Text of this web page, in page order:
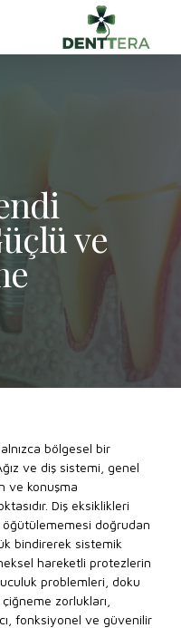
ve
bölgesel bir
ve diş sistemi, genel
ve konuşma
Diş eksiklikleri
öğütülememesi doğrudan
bindirerek sistemik
hareketli protezlerin
problemleri, doku
zorlukları,
fonksiyonel ve güvenilir